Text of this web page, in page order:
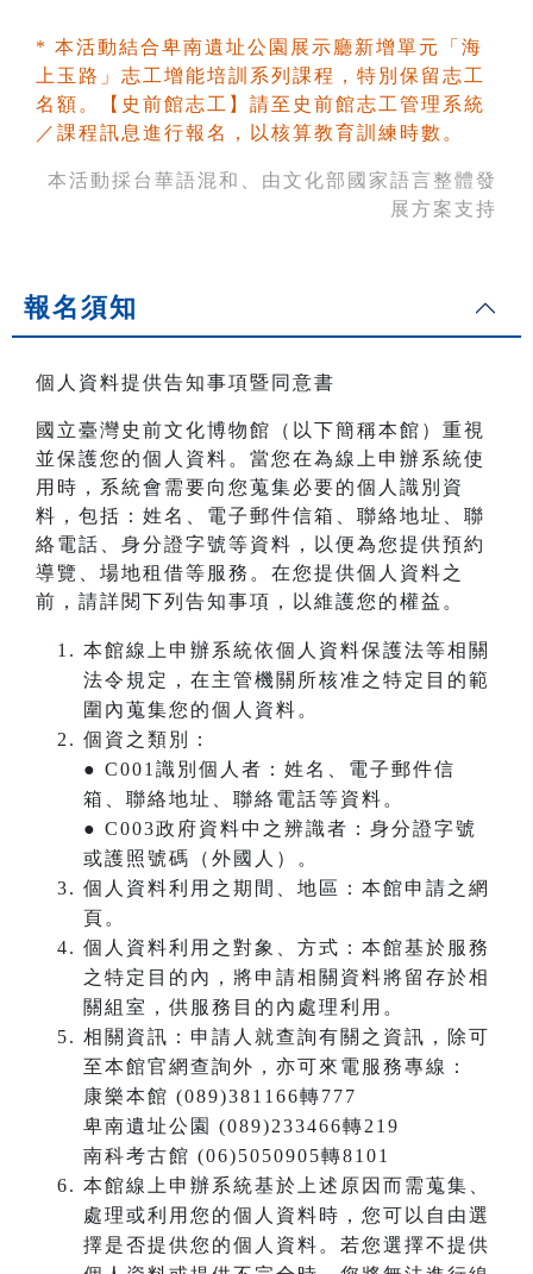
* 本活動結合卑南遺址公園展示廳新增單元「海
上玉路」志工增能培訓系列課程，特別保留志工
名額。【史前館志工】請至史前館志工管理系統
／課程訊息進行報名，以核算教育訓練時數。
本活動採台華語混和、由文化部國家語言整體發
展方案支持
報名須知
個人資料提供告知事項暨同意書
國立臺灣史前文化博物館（以下簡稱本館）重視
並保護您的個人資料。當您在為線上申辦系統使
用時，系統會需要向您蒐集必要的個人識別資
料，包括：姓名、電子郵件信箱、聯絡地址、聯
絡電話、身分證字號等資料，以便為您提供預約
導覽、場地租借等服務。在您提供個人資料之
前，請詳閱下列告知事項，以維護您的權益。
本館線上申辦系統依個人資料保護法等相關
法令規定，在主管機關所核准之特定目的範
圍內蒐集您的個人資料。
個資之類別：
● C001識別個人者：姓名、電子郵件信
箱、聯絡地址、聯絡電話等資料。
● C003政府資料中之辨識者：身分證字號
或護照號碼（外國人）。
個人資料利用之期間、地區：本館申請之網
頁。
個人資料利用之對象、方式：本館基於服務
之特定目的內，將申請相關資料將留存於相
關組室，供服務目的內處理利用。
相關資訊：申請人就查詢有關之資訊，除可
至本館官網查詢外，亦可來電服務專線：
康樂本館 (089)381166轉777
卑南遺址公園 (089)233466轉219
南科考古館 (06)5050905轉8101
本館線上申辦系統基於上述原因而需蒐集、
處理或利用您的個人資料時，您可以自由選
擇是否提供您的個人資料。若您選擇不提供